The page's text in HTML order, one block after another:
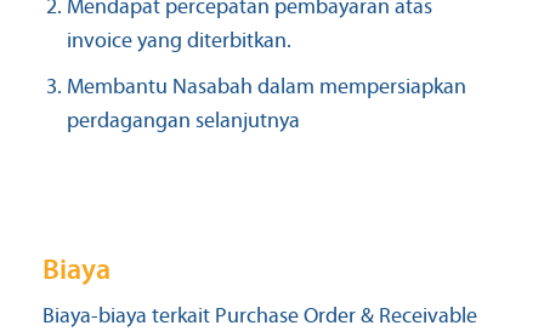
Mendapat percepatan pembayaran atas
invoice yang diterbitkan.
Membantu Nasabah dalam mempersiapkan
perdagangan selanjutnya
Biaya
Biaya-biaya terkait Purchase Order & Receivable